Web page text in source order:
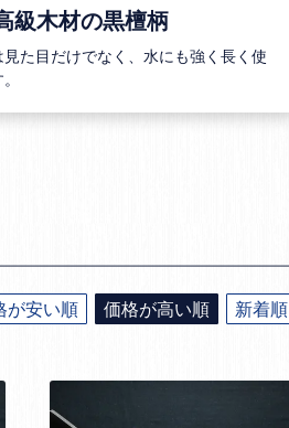
級木材の黒檀柄
た目だけでなく、水にも強く長く使
が安い順 価格が高い順 新着順